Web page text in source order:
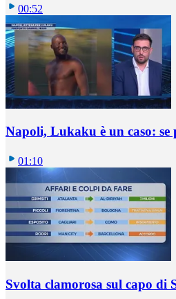
00:52
Napoli, Lukaku è un caso:
01:10
Svolta clamorosa sul capo di